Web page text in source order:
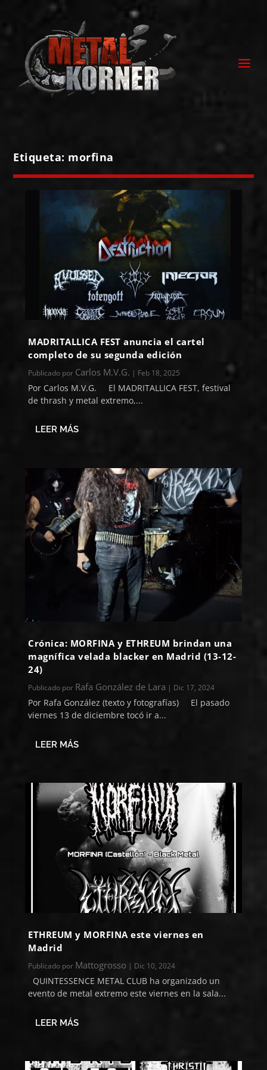
Etiqueta: morfina
MADRITALLICA FEST anuncia el cartel
completo de su segunda edición
Publicado por Carlos M.V.G. | Feb 18, 2025
Por Carlos M.V.G. El MADRITALLICA FEST, festival
de thrash y metal extremo,...
LEER MÁS
Crónica: MORFINA y ETHREUM brindan una
magnífica velada blacker en Madrid (13-12-
24)
Publicado por Rafa González de Lara | Dic 17, 2024
Por Rafa González (texto y fotografías) El pasado
viernes 13 de diciembre tocó ir a...
LEER MÁS
ETHREUM y MORFINA este viernes en
Madrid
Publicado por Mattogrosso | Dic 10, 2024
QUINTESSENCE METAL CLUB ha organizado un
evento de metal extremo este viernes en la sala...
LEER MÁS